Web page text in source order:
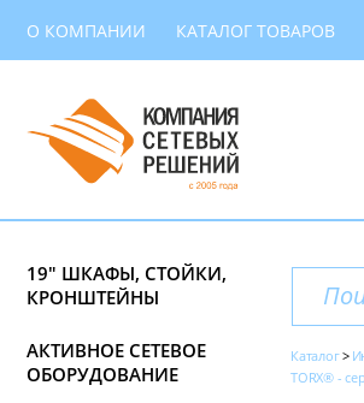
О КОМПАНИИ КАТАЛОГ ТОВАРОВ
19" ШКАФЫ, СТОЙКИ,
КРОНШТЕЙНЫ
АКТИВНОЕ СЕТЕВОЕ
ОБОРУДОВАНИЕ
Каталог
TORX® -